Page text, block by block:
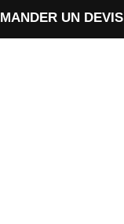
UN DEVIS